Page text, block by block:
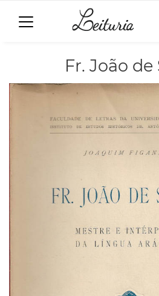
Fr. João de